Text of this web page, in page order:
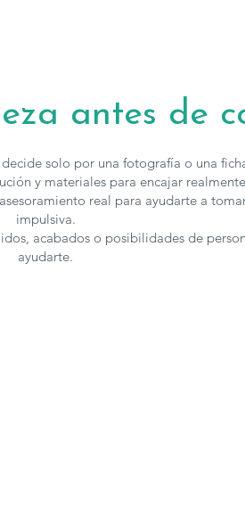
Con la
elegante y
Los muebles
acabados,
antes de
solo por una fotografía o una
y materiales para encajar
real para ayudarte a
impulsiva.
acabados o posibilidades de
ayudarte.